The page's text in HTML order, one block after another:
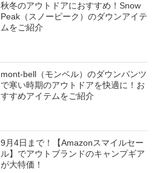
秋冬のアウトドアにおすすめ！Snow
Peak（スノーピーク）のダウンアイテ
ムをご紹介
mont-bell（モンベル）のダウンパンツ
で寒い時期のアウトドアを快適に！お
すすめアイテムをご紹介
9月4日まで！【Amazonスマイルセー
ル】でアウトブランドのキャンプギア
が大特価！